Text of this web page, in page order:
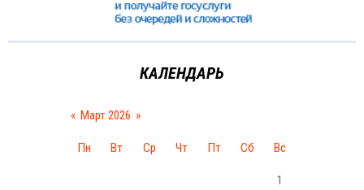
КАЛЕНДАРЬ
« Март 2026 »
Пн Вт Ср Чт Пт Сб Вс
1